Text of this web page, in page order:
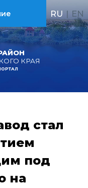
КРАЯ
RU | EN
стал
под
на